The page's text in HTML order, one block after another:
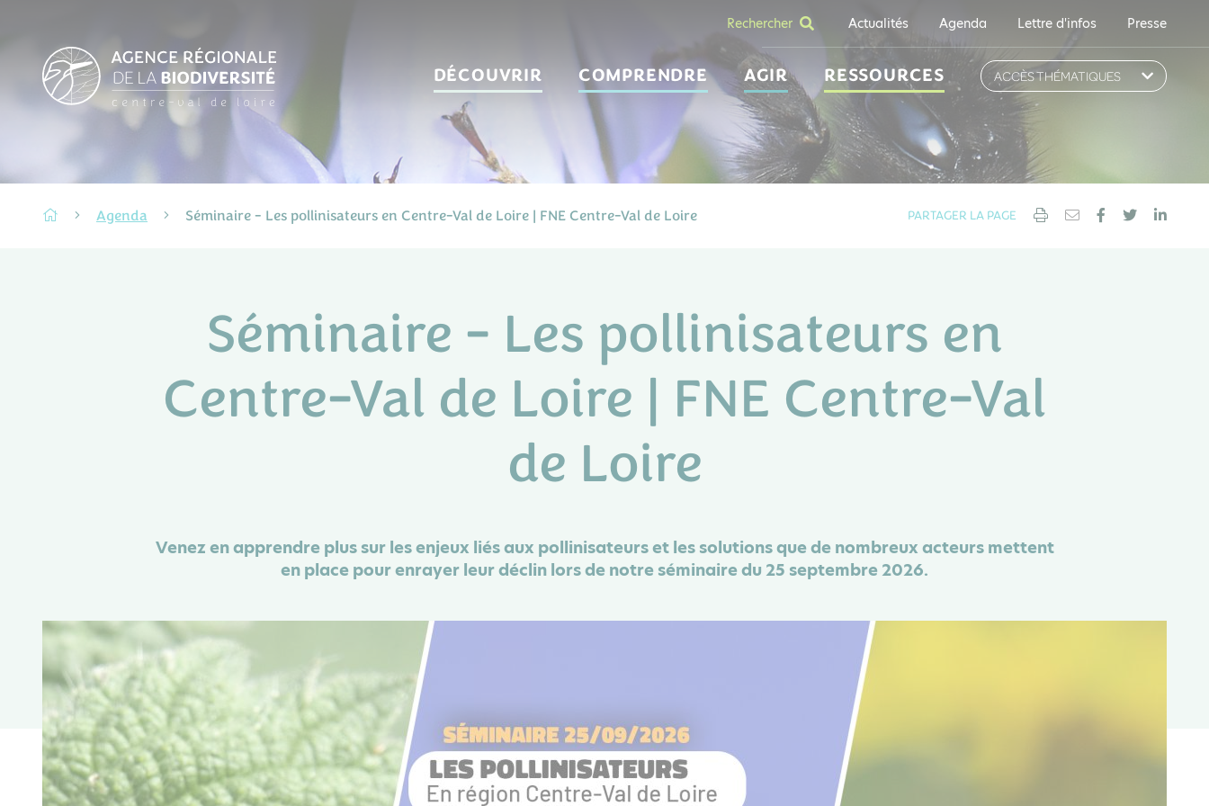
Rechercher Actualités Agenda Lettre d'infos Presse
DÉCOUVRIR COMPRENDRE AGIR RESSOURCES ACCÈS THÉMATIQUES
Agenda Séminaire - Les pollinisateurs en Centre-Val de Loire | FNE Centre-Val de Loire PARTAGER LA PAGE
Séminaire - Les pollinisateurs en
Centre-Val de Loire | FNE Centre-Val
de Loire
Venez en apprendre plus sur les enjeux liés aux pollinisateurs et les solutions que de nombreux acteurs mettent
en place pour enrayer leur déclin lors de notre séminaire du 25 septembre 2026.